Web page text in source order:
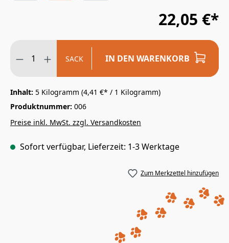
22,05 €*
SACK IN DEN WARENKORB
Inhalt: 5 Kilogramm (4,41 €* / 1 Kilogramm)
Produktnummer: 006
Preise inkl. MwSt. zzgl. Versandkosten
Sofort verfügbar, Lieferzeit: 1-3 Werktage
Zum Merkzettel hinzufügen